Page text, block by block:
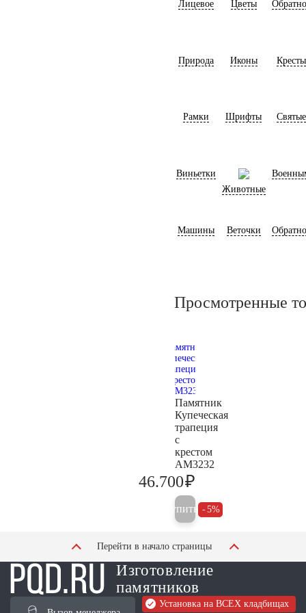
Лицевое Цветы
Природа Иконы Кресты
Рамки Шрифты Святые
Виньетки
Животные
Машины Веточки
Просмотренные
Памятник
Купеческая
трапеция
с
крестом
AM3232
46.700₽
Купить 5%
Перейти в начало страницы
Изготовление
памятников
Установка на ВСЕХ кладбищах